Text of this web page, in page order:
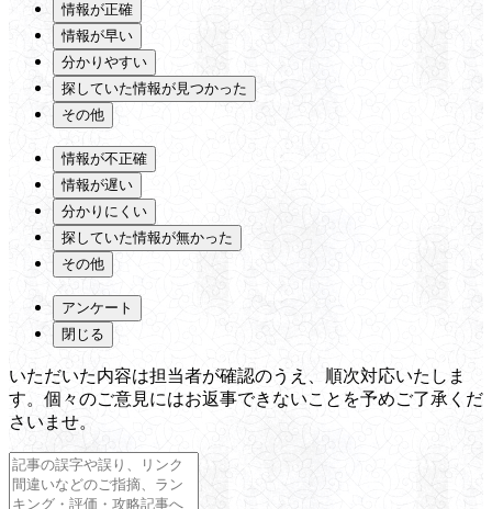
情報が正確
情報が早い
分かりやすい
探していた情報が見つかった
その他
情報が不正確
情報が遅い
分かりにくい
探していた情報が無かった
その他
アンケート
閉じる
いただいた内容は担当者が確認のうえ、順次対応いたしま
す。個々のご意見にはお返事できないことを予めご了承くだ
さいませ。